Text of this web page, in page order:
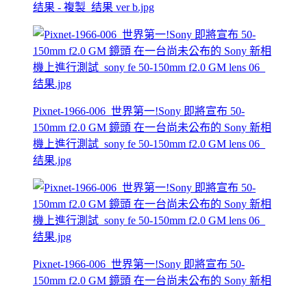
结果 - 複製_结果 ver b.jpg
Pixnet-1966-006_世界第一!Sony 即將宣布 50-
150mm f2.0 GM 鏡頭 在一台尚未公布的 Sony 新相
機上進行測試_sony fe 50-150mm f2.0 GM lens 06_
结果.jpg
Pixnet-1966-006_世界第一!Sony 即將宣布 50-
150mm f2.0 GM 鏡頭 在一台尚未公布的 Sony 新相